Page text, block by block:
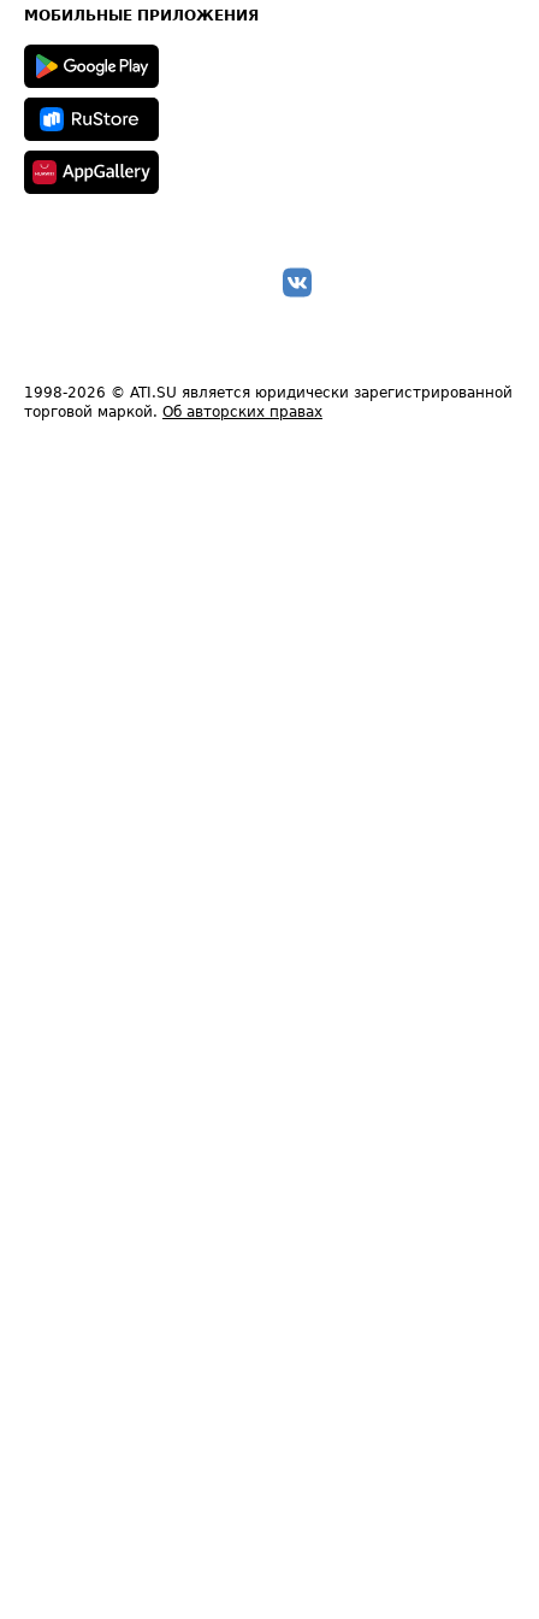
Техническая информация
МОБИЛЬНЫЕ ПРИЛОЖЕНИЯ
1998-2026 © ATI.SU является юридически зарегистрированной
торговой маркой. Об авторских правах